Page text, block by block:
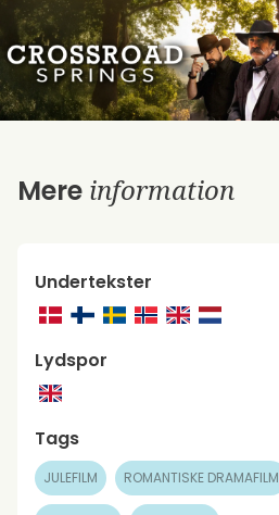
Mere information
Undertekster
Lydspor
Tags
JULEFILM ROMANTISKE DRAMAFILM